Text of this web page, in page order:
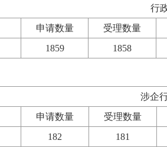
行
申请数量
受理数量
1859 1858
涉企
申请数量
受理数量
182 181